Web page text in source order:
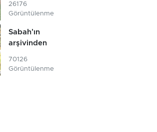
26176
Görüntülenme
Sabah'ın
arşivinden
70126
Görüntülenme